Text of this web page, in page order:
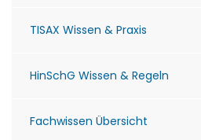
TISAX Wissen & Praxis
HinSchG Wissen & Regeln
Fachwissen Übersicht